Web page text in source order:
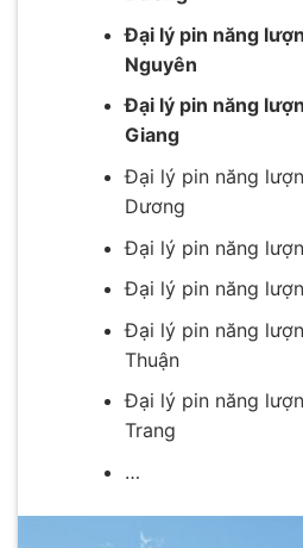
Đại lý pin năng
Nguyên
Đại lý pin năng
Giang
Đại lý pin năng
Dương
Đại lý pin năng
Đại lý pin năng
Đại lý pin năng
Thuận
Đại lý pin năng
Trang
…